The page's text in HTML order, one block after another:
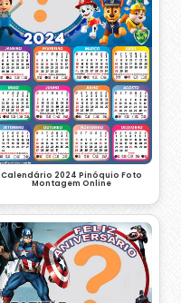
Calendário 2024 Pinóquio Foto
Montagem Online